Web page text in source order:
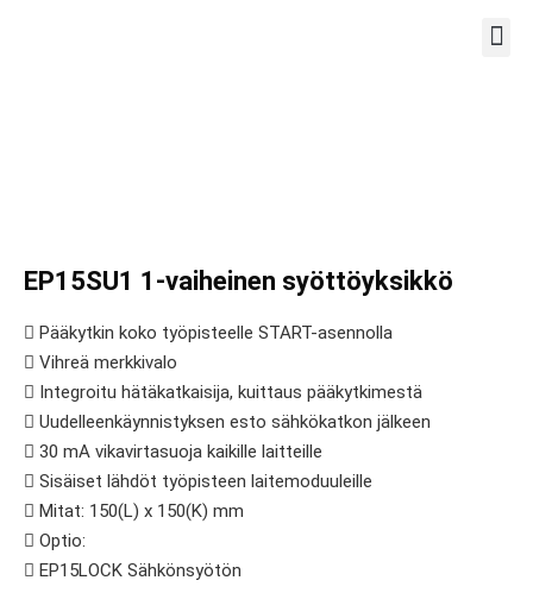
EP15SU1 1-vaiheinen syöttöyksikkö
 Pääkytkin koko työpisteelle START-asennolla
 Vihreä merkkivalo
 Integroitu hätäkatkaisija, kuittaus pääkytkimestä
 Uudelleenkäynnistyksen esto sähkökatkon jälkeen
 30 mA vikavirtasuoja kaikille laitteille
 Sisäiset lähdöt työpisteen laitemoduuleille
 Mitat: 150(L) x 150(K) mm
 Optio:
 EP15LOCK Sähkönsyötön